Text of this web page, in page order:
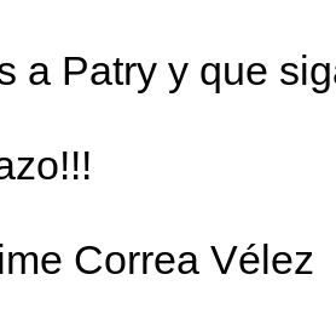
a Patry y que
Correa Vélez